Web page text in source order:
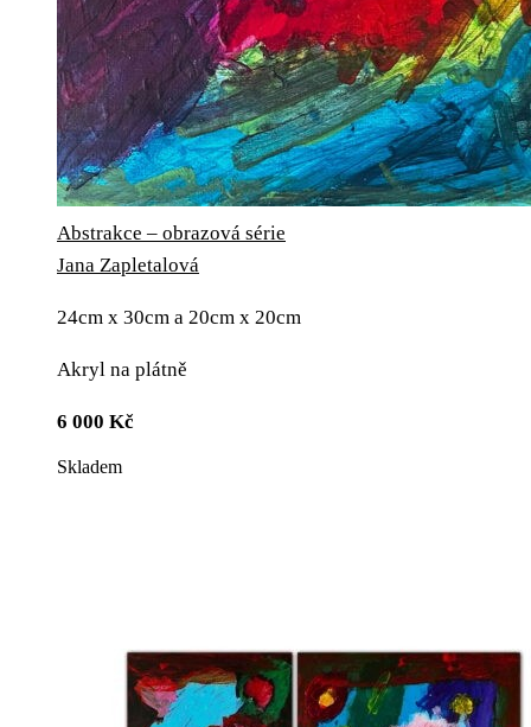
Abstrakce – obrazová série
Jana Zapletalová
24cm x 30cm a 20cm x 20cm
Akryl na plátně
6 000 Kč
Skladem